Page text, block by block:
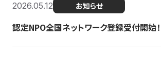
2026.05.12 お知らせ
認定NPO全国ネットワーク登録受付開始！